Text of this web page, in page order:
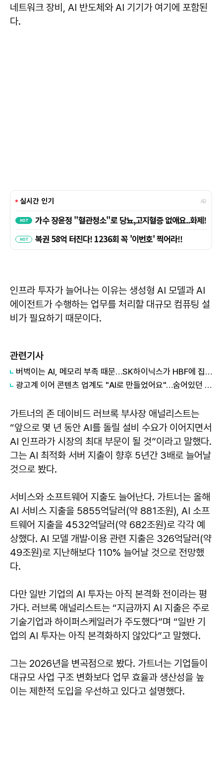
네트워크 장비, AI 반도체와 AI 기기가 여기에 포함된
다.
인프라 투자가 늘어나는 이유는 생성형 AI 모델과 AI
에이전트가 수행하는 업무를 처리할 대규모 컴퓨팅 설
비가 필요하기 때문이다.
관련기사
버벅이는 AI, 메모리 부족 때문…SK하이닉스가 HBF에 집중하는 이유
광고계 이어 콘텐츠 업계도 "AI로 만들었어요"…숨어있던 AI, 이제 앞으로
가트너의 존 데이비드 러브록 부사장 애널리스트는
“앞으로 몇 년 동안 AI를 돌릴 설비 수요가 이어지면서
AI 인프라가 시장의 최대 부문이 될 것”이라고 말했다.
그는 AI 최적화 서버 지출이 향후 5년간 3배로 늘어날
것으로 봤다.
서비스와 소프트웨어 지출도 늘어난다. 가트너는 올해
AI 서비스 지출을 5855억달러(약 881조원), AI 소프
트웨어 지출을 4532억달러(약 682조원)로 각각 예
상했다. AI 모델 개발·이용 관련 지출은 326억달러(약
49조원)로 지난해보다 110% 늘어날 것으로 전망했
다.
다만 일반 기업의 AI 투자는 아직 본격화 전이라는 평
가다. 러브록 애널리스트는 “지금까지 AI 지출은 주로
기술기업과 하이퍼스케일러가 주도했다”며 “일반 기
업의 AI 투자는 아직 본격화하지 않았다”고 말했다.
그는 2026년을 변곡점으로 봤다. 가트너는 기업들이
대규모 사업 구조 변화보다 업무 효율과 생산성을 높
이는 제한적 도입을 우선하고 있다고 설명했다.